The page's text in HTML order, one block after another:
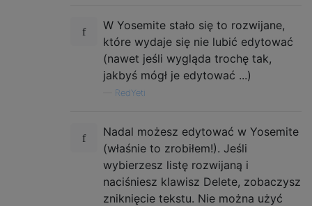
W Yosemite stało się to rozwijane,
które wydaje się nie lubić edytować
(nawet jeśli wygląda trochę tak,
jakbyś mógł je edytować ...)
RedYeti
Nadal możesz edytować w Yosemite
(właśnie to zrobiłem!). Jeśli
wybierzesz listę rozwijaną i
naciśniesz klawisz Delete, zobaczysz
zniknięcie tekstu. Nie można użyć